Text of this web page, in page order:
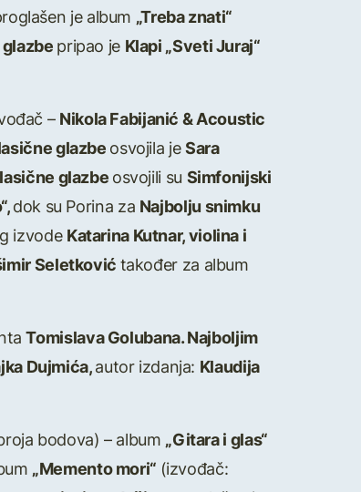
je album „Treba znati“
pripao je Klapi „Sveti Juraj“
–Nikola Fabijanić & Acoustic
glazbeosvojila jeSara
glazbeosvojili su Simfonijski
dok su Porina za Najbolju snimku
izvodeKatarina Kutnar, violina i
Seletkovićtakođer za album
Tomislava Golubana. Najboljim
Dujmića,autor izdanja: Klaudija
bodova) – album „Gitara i glas“
„Memento mori“ (izvođač: